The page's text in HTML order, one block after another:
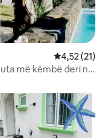
Vlerësimi
4,52 (21)
më këmbë deri në